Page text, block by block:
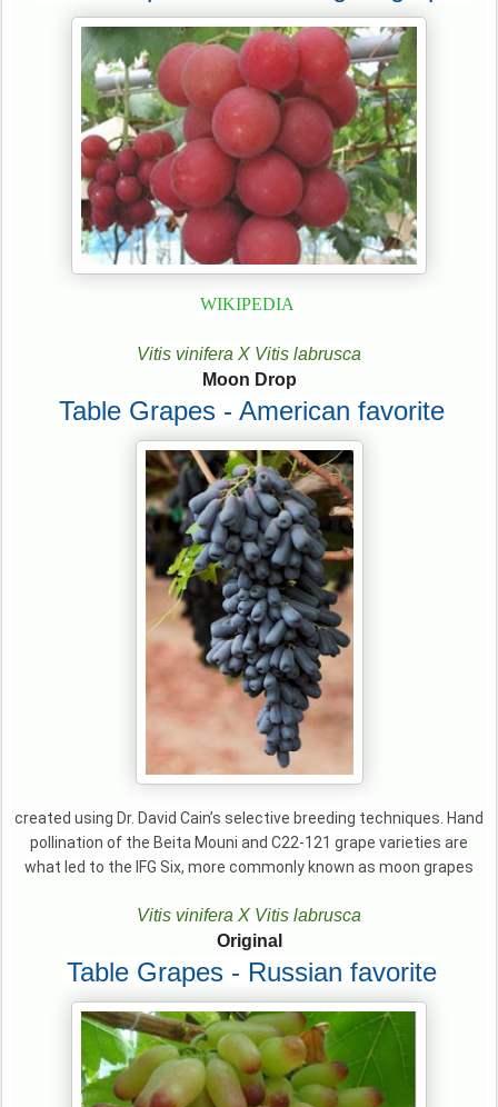
WIKIPEDIA
Vitis vinifera X Vitis labrusca
Moon Drop
Table Grapes - American favorite
created using Dr. David Cain’s selective breeding techniques. Hand
pollination of the Beita Mouni and C22-121 grape varieties are
what led to the IFG Six, more commonly known as moon grapes
Vitis vinifera X Vitis labrusca
Original
Table Grapes - Russian favorite